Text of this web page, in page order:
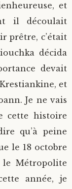
et
il découlait
prêtre, c’était
décida
devait
et
Je ne vais
cette histoire
qu’à peine
le 18 octobre
Métropolite
année, je